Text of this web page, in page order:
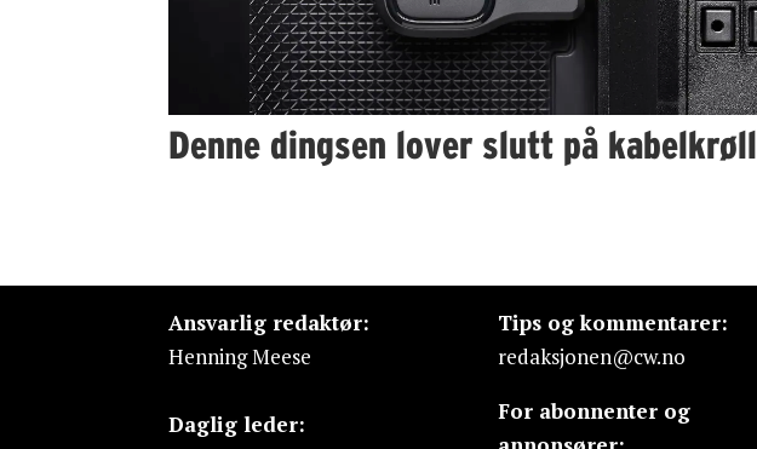
Denne dingsen lover slutt på kabelkrøll
Ansvarlig redaktør:
Henning Meese
Daglig leder:
Tips og kommentarer:
redaksjonen@cw.no
For abonnenter og